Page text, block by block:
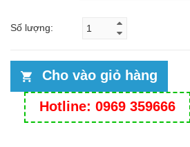
Số lượng:
Cho vào giỏ hàng
Hotline: 0969 359666